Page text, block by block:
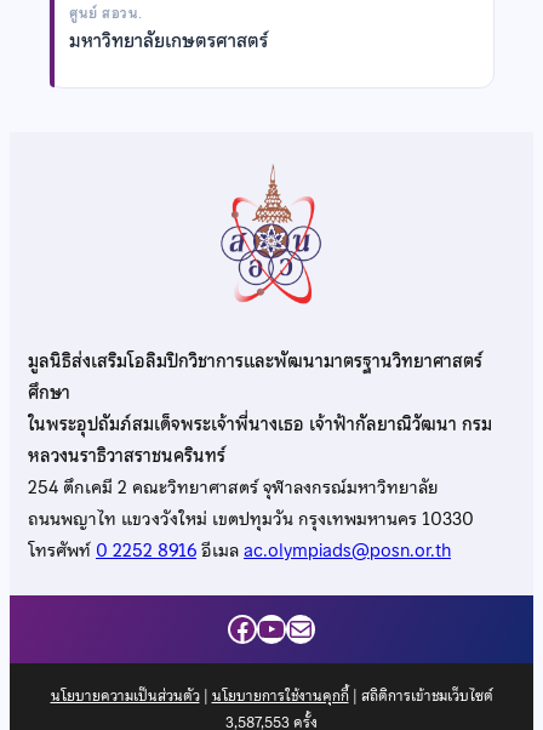
ศูนย์ สอวน.
มหาวิทยาลัยเกษตรศาสตร์
มูลนิธิส่งเสริมโอลิมปิกวิชาการและพัฒนามาตรฐานวิทยาศาสตร์
ศึกษา
ในพระอุปถัมภ์สมเด็จพระเจ้าพี่นางเธอ เจ้าฟ้ากัลยาณิวัฒนา กรม
หลวงนราธิวาสราชนครินทร์
254 ตึกเคมี 2 คณะวิทยาศาสตร์ จุฬาลงกรณ์มหาวิทยาลัย
ถนนพญาไท แขวงวังใหม่ เขตปทุมวัน กรุงเทพมหานคร 10330
โทรศัพท์0 2252 8916อีเมลac.olympiads@posn.or.th
Facebook
YouTube
Mail
นโยบายความเป็นส่วนตัว| นโยบายการใช้งานคุกกี้| สถิติการเข้าชมเว็บไซต์
3,587,553ครั้ง